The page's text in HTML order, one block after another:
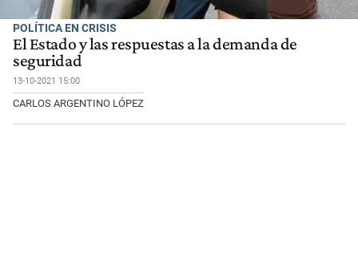
POLÍTICA EN CRISIS
El Estado y las respuestas a la demanda de
seguridad
13-10-2021 15:00
CARLOS ARGENTINO LÓPEZ